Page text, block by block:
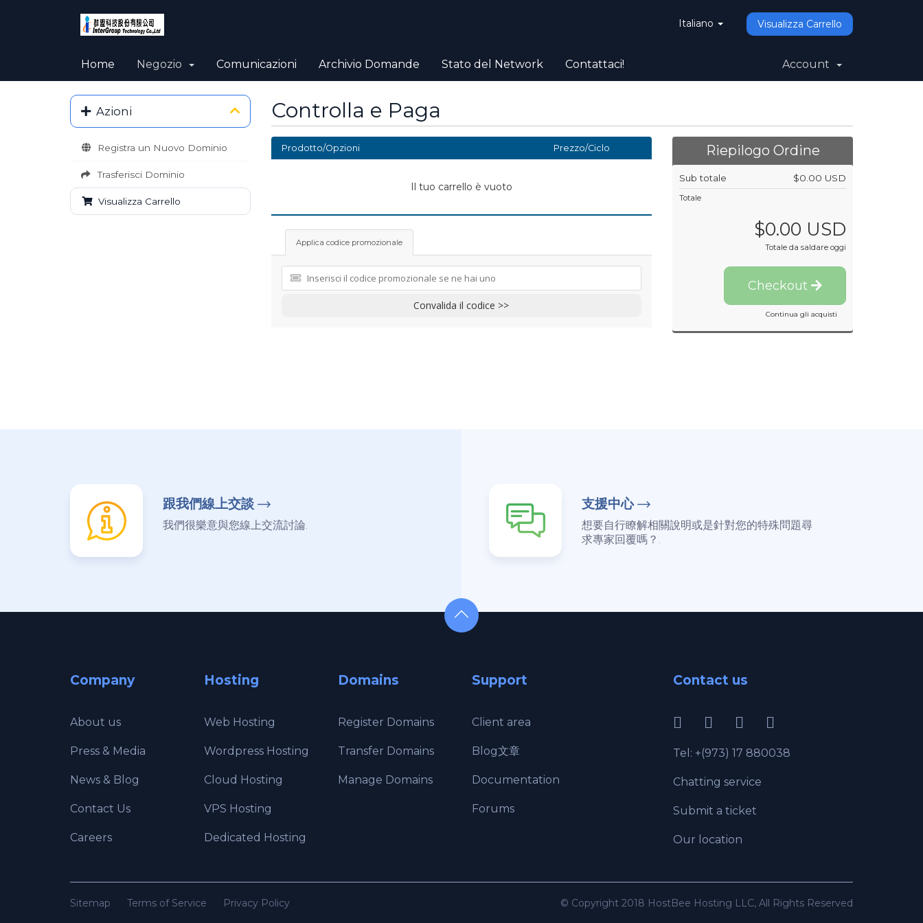
Italiano Visualizza Carrello
Home Negozio Comunicazioni Archivio Domande Stato del Network Contattaci! Account
Controlla e Paga
Azioni
Registra un Nuovo Dominio
Trasferisci Dominio
Visualizza Carrello
Prodotto/Opzioni Prezzo/Ciclo
Il tuo carrello è vuoto
Applica codice promozionale
Convalida il codice >>
Riepilogo Ordine
Sub totale $0.00 USD
Totale
$0.00 USD
Totale da saldare oggi
Checkout
Continua gli acquisti
跟我們線上交談
我們很樂意與您線上交流討論.
支援中心
想要自行瞭解相關說明或是針對您的特殊問題尋
求專家回覆嗎？.
Company
About us
Press & Media
News & Blog
Contact Us
Careers
Hosting
Web Hosting
Wordpress Hosting
Cloud Hosting
VPS Hosting
Dedicated Hosting
Domains
Register Domains
Transfer Domains
Manage Domains
Support
Client area
Blog文章
Documentation
Forums
Contact us
Tel: +(973) 17 880038
Chatting service
Submit a ticket
Our location
Sitemap Terms of Service Privacy Policy © Copyright 2018 HostBee Hosting LLC, All Rights Reserved